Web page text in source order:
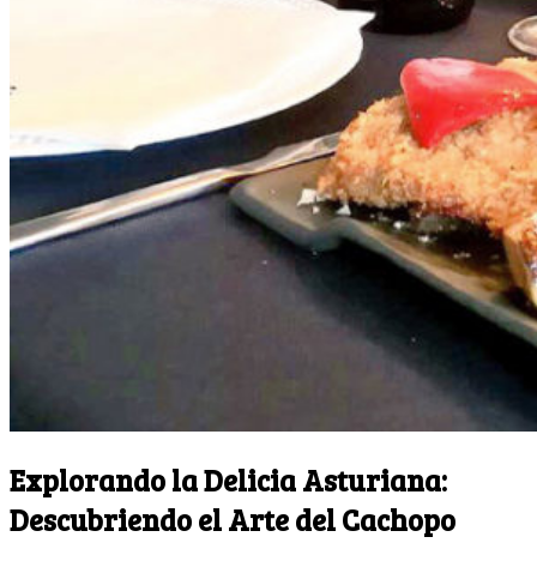
Explorando la Delicia Asturiana:
Descubriendo el Arte del Cachopo